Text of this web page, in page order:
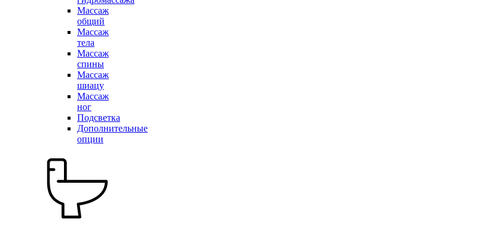
Массаж
общий
Массаж
тела
Массаж
спины
Массаж
шиацу
Массаж
ног
Подсветка
Дополнительные
опции